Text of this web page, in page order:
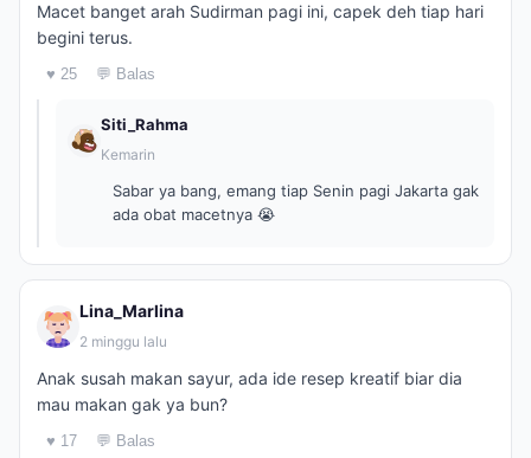
Macet banget arah Sudirman pagi ini, capek deh tiap hari
begini terus.
♥ 25 💬 Balas
Siti_Rahma
Kemarin
Sabar ya bang, emang tiap Senin pagi Jakarta gak
ada obat macetnya 😭
Lina_Marlina
2 minggu lalu
Anak susah makan sayur, ada ide resep kreatif biar dia
mau makan gak ya bun?
♥ 17 💬 Balas